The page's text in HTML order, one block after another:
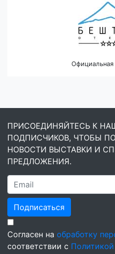
Официальная
ПРИСОЕДИНЯЙТЕСЬ К
ПОДПИСЧИКОВ, ЧТОБЫ
НОВОСТИ ВЫСТАВКИ И
ПРЕДЛОЖЕНИЯ.
Подписаться
Согласен на обработку
соответствии с